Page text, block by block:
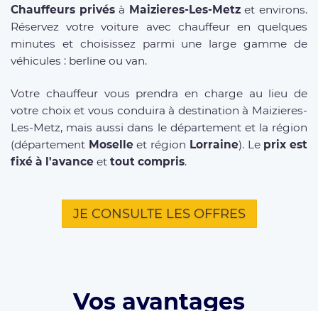
Chauffeurs privésà Maizieres-Les-Metzet environs.
Réservez votre voiture avec chauffeur en quelques
minutes et choisissez parmi une large gamme de
véhicules : berline ou van.
Votre chauffeur vous prendra en charge au lieu de
votre choix et vous conduira à destination à Maizieres-
Les-Metz, mais aussi dans le département et la région
(département Moselleet région Lorraine). Le prix est
fixé à l'avance et tout compris.
JE CONSULTE LES OFFRES
Vos avantages